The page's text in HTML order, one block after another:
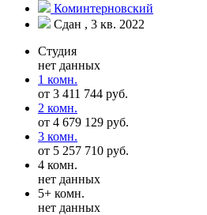
Коминтерновский
Сдан , 3 кв. 2022
Студия
нет данных
1 комн.
от 3 411 744 руб.
2 комн.
от 4 679 129 руб.
3 комн.
от 5 257 710 руб.
4 комн.
нет данных
5+ комн.
нет данных